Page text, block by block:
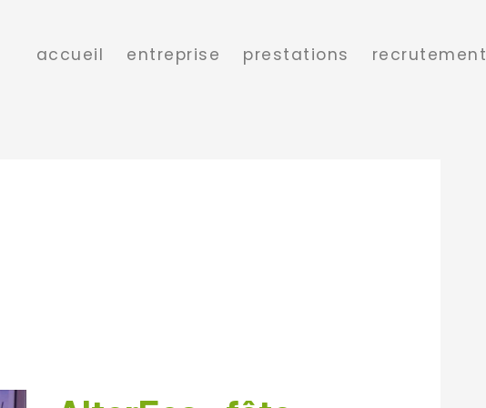
accueil entreprise prestations recrutement
AlterEos